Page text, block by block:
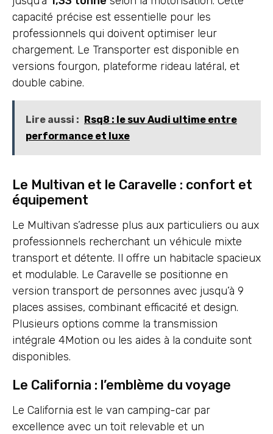
capacité précise est essentielle pour les
professionnels qui doivent optimiser leur
chargement. Le Transporter est disponible en
versions fourgon, plateforme rideau latéral, et
double cabine.
Lire aussi : Rsq8 : le suv Audi ultime entre
performance et luxe
Le Multivan et le Caravelle : confort et
équipement
Le Multivan s’adresse plus aux particuliers ou aux
professionnels recherchant un véhicule mixte
transport et détente. Il offre un habitacle spacieux
et modulable. Le Caravelle se positionne en
version transport de personnes avec jusqu’à 9
places assises, combinant efficacité et design.
Plusieurs options comme la transmission
intégrale 4Motion ou les aides à la conduite sont
disponibles.
Le California : l’emblème du voyage
Le California est le van camping-car par
excellence avec un toit relevable et un